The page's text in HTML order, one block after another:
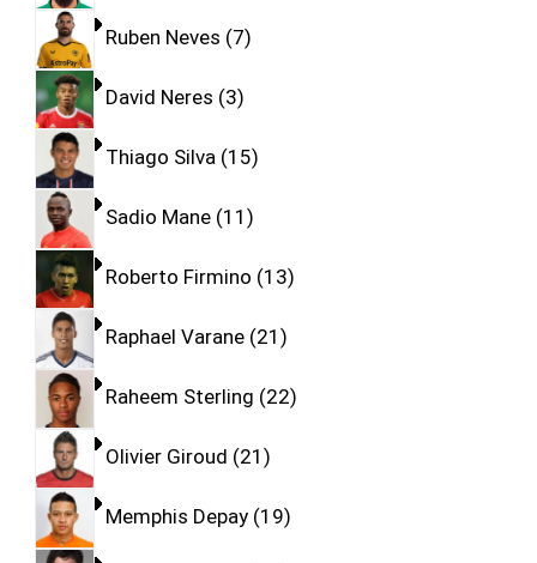
Ruben Neves 7
David Neres 3
Thiago Silva 15
Sadio Mane 11
Roberto Firmino 13
Raphael Varane 21
Raheem Sterling 22
Olivier Giroud 21
Memphis Depay 19